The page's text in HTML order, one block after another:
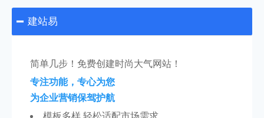
 建站易
简单几步！免费创建时尚大气网站！
专注功能，专心为您
为企业营销保驾护航
模板多样 轻松适配市场需求